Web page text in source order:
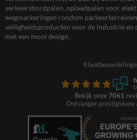
verkeersbordpalen, oplaadpalen voor
wegmarkeringen rondom
veiligheidsproducten voor de industrie en
met een mooi design.
Bekijk onze 7061
Ontvanger prestigieuze